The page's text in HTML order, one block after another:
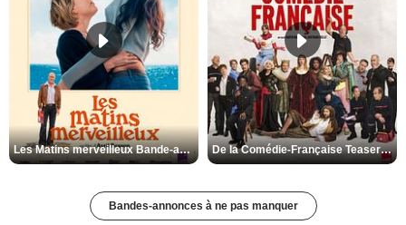
Les Matins merveilleux Bande-annonce VF De la Comédie-Française Teaser VF
Bandes-annonces à ne pas manquer